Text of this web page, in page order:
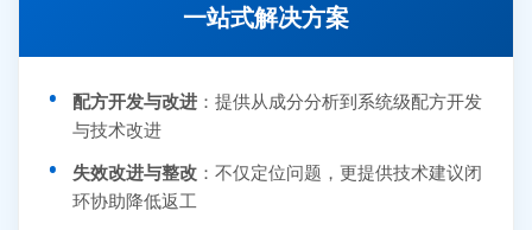
一站式解决方案
配方开发与改进 ：提供从成分分析到系统级配方开发
与技术改进
失效改进与整改 ：不仅定位问题，更提供技术建议闭
环协助降低返工